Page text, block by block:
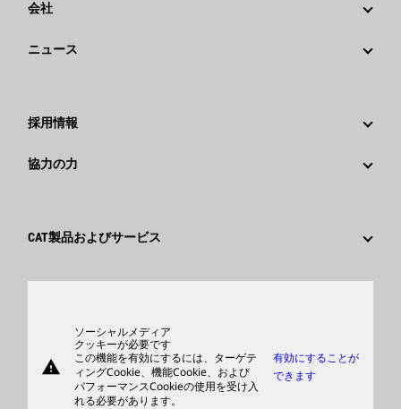
会社
行動規範
イノベーション
ニュース
メディア情報
採用情報
Caterpillar社を選ぶ理由
協力の力
サプライヤ
CAT製品およびサービス
サポート
商品
ディーラを検索する
warning
ソーシャルメディア
クッキーが必要です
この機能を有効にするには、ターゲテ
ィングCookie、機能Cookie、および
パフォーマンスCookieの使用を受け入
れる必要があります。
有効にすることが
できます